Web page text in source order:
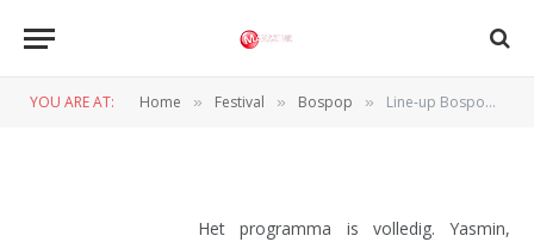
YOU ARE AT: Home » Festival » Bospop » Line-up Bospop compleet met Popa Chubby en Yasmin
Line-up Bospop compleet met
Het programma is volledig. Yasmin,